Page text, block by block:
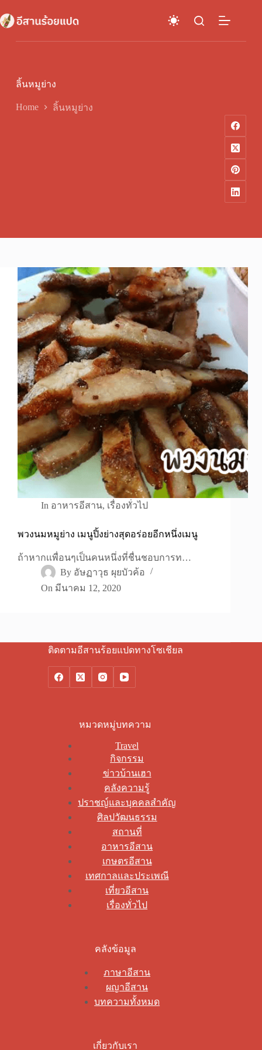
to
content
ลิ้นหมูย่าง
Home ลิ้นหมูย่าง
In อาหารอีสาน, เรื่องทั่วไป
พวงนมหมูย่าง เมนูปิ้งย่างสุดอร่อยอีกหนึ่งเมนู
ถ้าหากเเพื่อนๆเป็นคนหนึ่งที่ชื่นชอบการท…
By อัษฏาวุธ ผุยบัวค้อ
On มีนาคม 12, 2020
ติดตามอีสานร้อยแปดทางโซเชียล
หมวดหมู่บทความ
Travel
กิจกรรม
ข่าวบ้านเฮา
คลังความรู้
ปราชญ์และบุคคลสำคัญ
ศิลปวัฒนธรรม
สถานที่
อาหารอีสาน
เกษตรอีสาน
เทศกาลและประเพณี
เที่ยวอีสาน
เรื่องทั่วไป
คลังข้อมูล
ภาษาอีสาน
ผญาอีสาน
บทความทั้งหมด
เกี่ยวกับเรา